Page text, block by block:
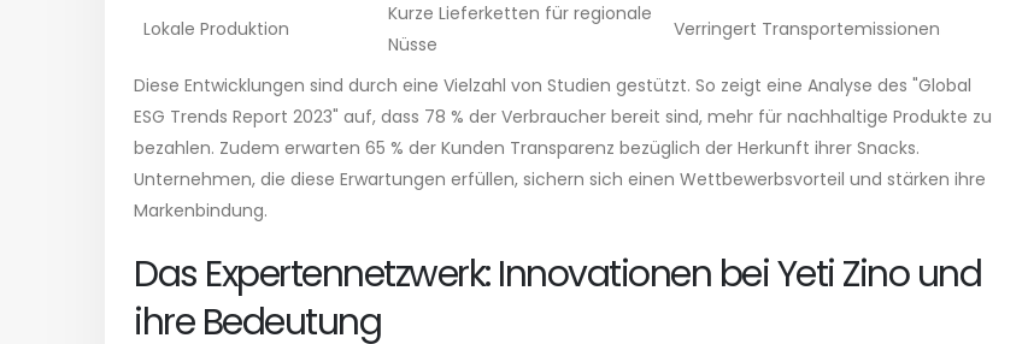
Lokale Produktion
Kurze Lieferketten für regionale
Nüsse
Verringert Transportemissionen
Diese Entwicklungen sind durch eine Vielzahl von Studien gestützt. So zeigt eine Analyse des "Global
ESG Trends Report 2023" auf, dass 78 % der Verbraucher bereit sind, mehr für nachhaltige Produkte zu
bezahlen. Zudem erwarten 65 % der Kunden Transparenz bezüglich der Herkunft ihrer Snacks.
Unternehmen, die diese Erwartungen erfüllen, sichern sich einen Wettbewerbsvorteil und stärken ihre
Markenbindung.
Das Expertennetzwerk: Innovationen bei Yeti Zino und
ihre Bedeutung